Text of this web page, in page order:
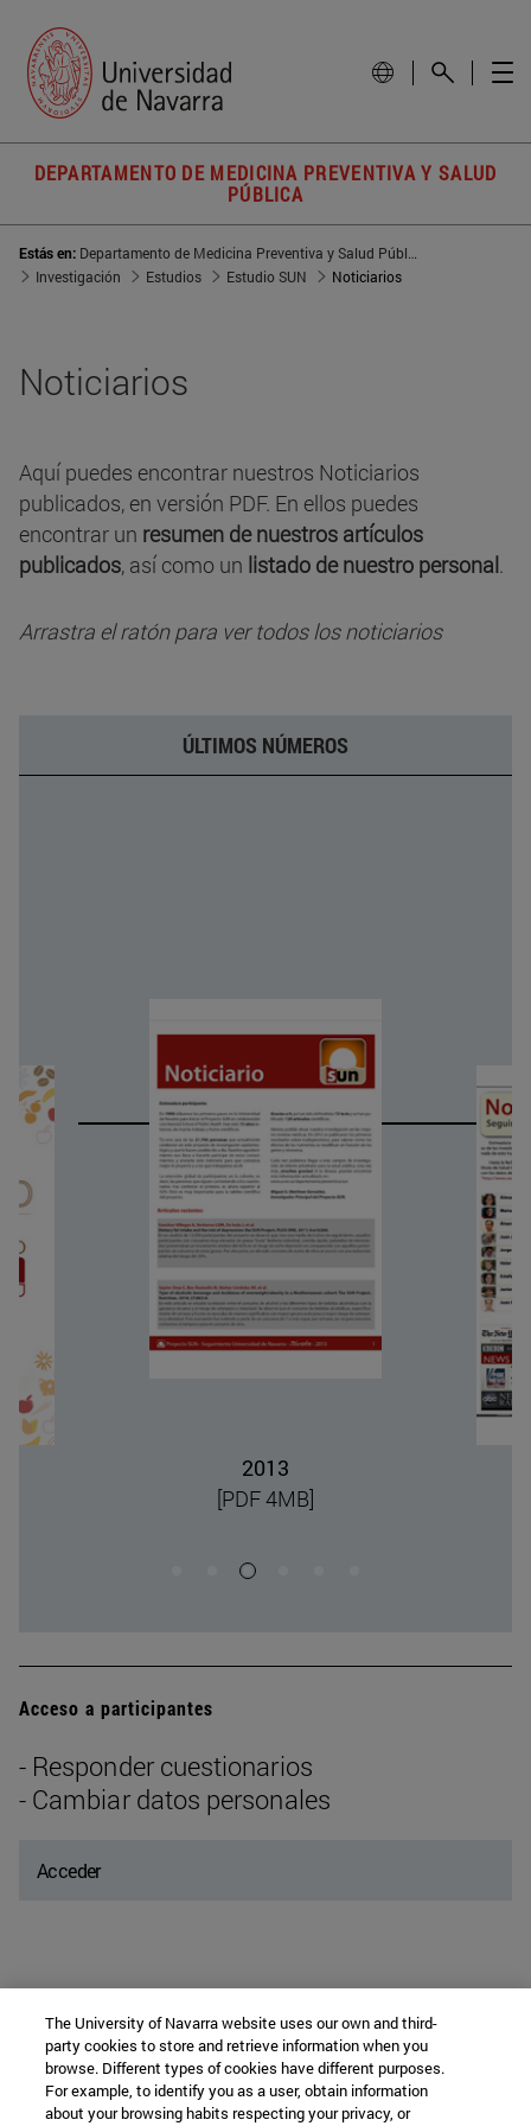
DEPARTAMENTO DE MEDICINA PREVENTIVA Y SALUD
PÚBLICA
Estás en:
Investigación
Estudios Estudio SUN Noticiarios
Noticiarios
Aquí puedes encontrar nuestros Noticiarios
publicados, en versión PDF. En ellos puedes
encontrar un resumen de nuestros artículos
publicados, así como un listado de nuestro personal.
Arrastra el ratón para ver todos los noticiarios
ÚLTIMOS NÚMEROS
2013
[PDF 4MB]
Acceso a participantes
- Responder cuestionarios
- Cambiar datos personales
Acceder
Departamento de Medicina Preventiva y
The University of Navarra website uses our own and third-
party cookies to store and retrieve information when you
browse. Different types of cookies have different purposes.
For example, to identify you as a user, obtain information
about your browsing habits respecting your privacy, or